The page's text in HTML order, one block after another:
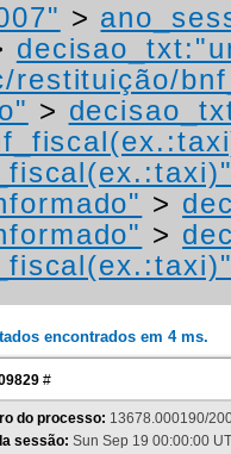
>
restituição/
>
>
>
encontrados em 4 ms.
#
do processo: 13678.000190/
sessão: Sun Sep 19 00:00:00